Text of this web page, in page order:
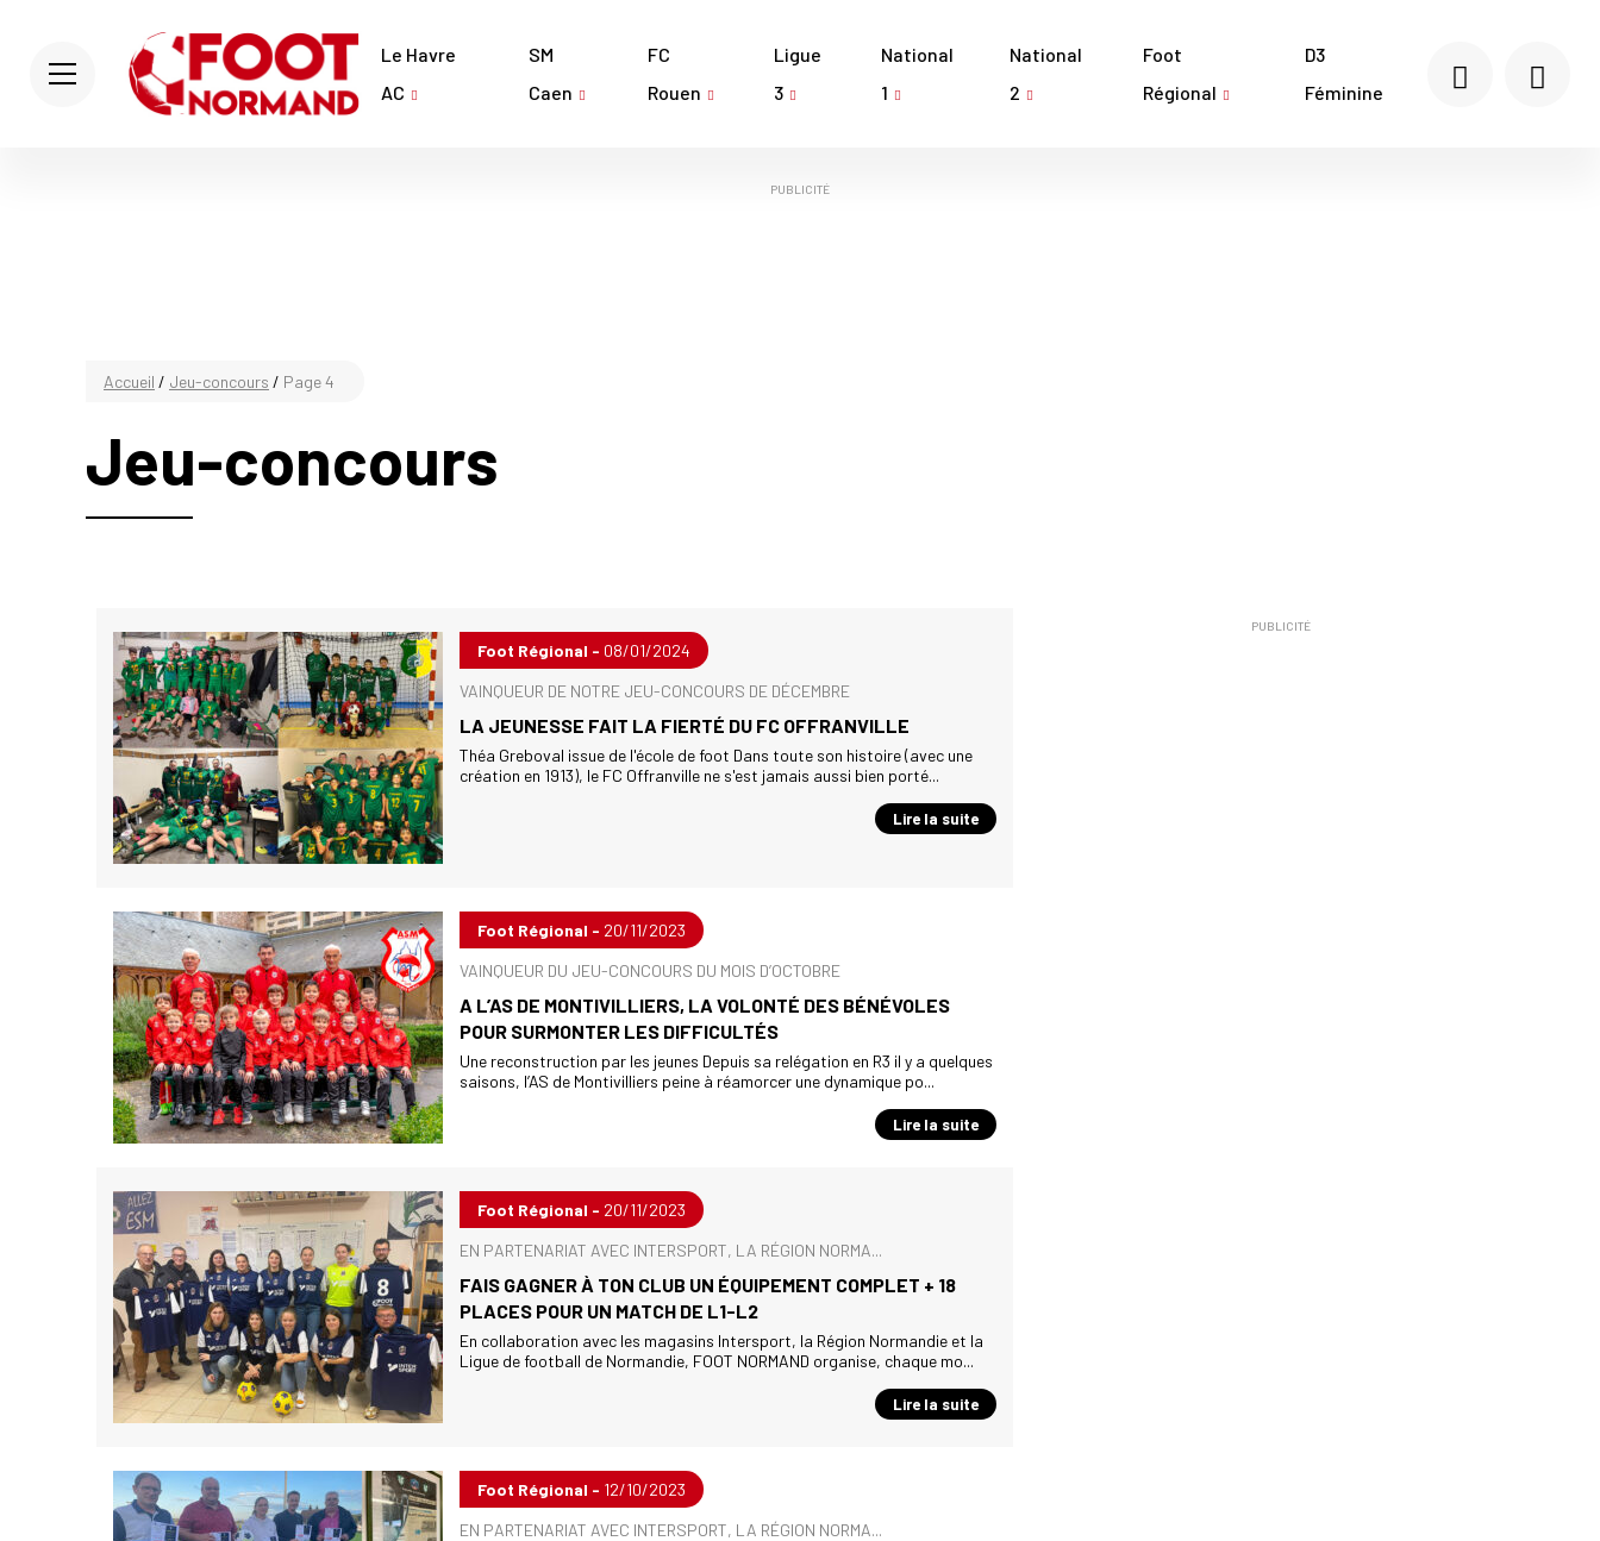
Le Havre
AC
SM
Caen
FC
Rouen
Ligue
3
National
1
National
2
Foot
Régional
D3
Féminine
PUBLICITÉ
Accueil / Jeu-concours / Page 4
Jeu-concours
Foot Régional - 08/01/2024
VAINQUEUR DE NOTRE JEU-CONCOURS DE DÉCEMBRE
LA JEUNESSE FAIT LA FIERTÉ DU FC OFFRANVILLE
Théa Greboval issue de l'école de foot Dans toute son histoire (avec une
création en 1913), le FC Offranville ne s'est jamais aussi bien porté...
Lire la suite
Foot Régional - 20/11/2023
VAINQUEUR DU JEU-CONCOURS DU MOIS D’OCTOBRE
A L’AS DE MONTIVILLIERS, LA VOLONTÉ DES BÉNÉVOLES
POUR SURMONTER LES DIFFICULTÉS
Une reconstruction par les jeunes Depuis sa relégation en R3 il y a quelques
saisons, l’AS de Montivilliers peine à réamorcer une dynamique po...
Lire la suite
Foot Régional - 20/11/2023
EN PARTENARIAT AVEC INTERSPORT, LA RÉGION NORMA...
FAIS GAGNER À TON CLUB UN ÉQUIPEMENT COMPLET + 18
PLACES POUR UN MATCH DE L1-L2
En collaboration avec les magasins Intersport, la Région Normandie et la
Ligue de football de Normandie, FOOT NORMAND organise, chaque mo...
Lire la suite
Foot Régional - 12/10/2023
EN PARTENARIAT AVEC INTERSPORT, LA RÉGION NORMA...
PUBLICITÉ